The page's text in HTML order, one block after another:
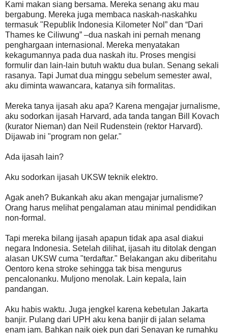
Kami makan siang bersama. Mereka senang aku mau
bergabung. Mereka juga membaca naskah-naskahku
termasuk "Republik Indonesia Kilometer Nol” dan “Dari
Thames ke Ciliwung” –dua naskah ini pernah menang
penghargaan internasional. Mereka menyatakan
kekagumannya pada dua naskah itu. Proses mengisi
formulir dan lain-lain butuh waktu dua bulan. Senang sekali
rasanya. Tapi Jumat dua minggu sebelum semester awal,
aku diminta wawancara, katanya sih formalitas.
Mereka tanya ijasah aku apa? Karena mengajar jurnalisme,
aku sodorkan ijasah Harvard, ada tanda tangan Bill Kovach
(kurator Nieman) dan Neil Rudenstein (rektor Harvard).
Dijawab ini "program non gelar."
Ada ijasah lain?
Aku sodorkan ijasah UKSW teknik elektro.
Agak aneh? Bukankah aku akan mengajar jurnalisme?
Orang harus melihat pengalaman atau minimal pendidikan
non-formal.
Tapi mereka bilang ijasah apapun tidak apa asal diakui
negara Indonesia. Setelah dilihat, ijasah itu ditolak dengan
alasan UKSW cuma "terdaftar." Belakangan aku diberitahu
Oentoro kena stroke sehingga tak bisa mengurus
pencalonanku. Muljono menolak. Lain kepala, lain
pandangan.
Aku habis waktu. Juga jengkel karena kebetulan Jakarta
banjir. Pulang dari UPH aku kena banjir di jalan selama
enam jam. Bahkan naik ojek pun dari Senayan ke rumahku